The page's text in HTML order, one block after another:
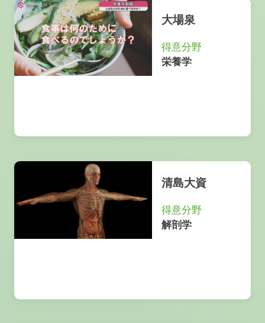
大場泉
得意分野
栄養学
清島大資
得意分野
解剖学